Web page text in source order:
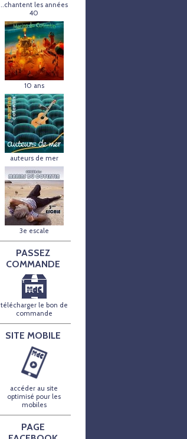
..chantent les années
40
10 ans
auteurs de mer
3e escale
PASSEZ
COMMANDE
télécharger le bon de
commande
SITE MOBILE
accéder au site
optimisé pour les
mobiles
PAGE